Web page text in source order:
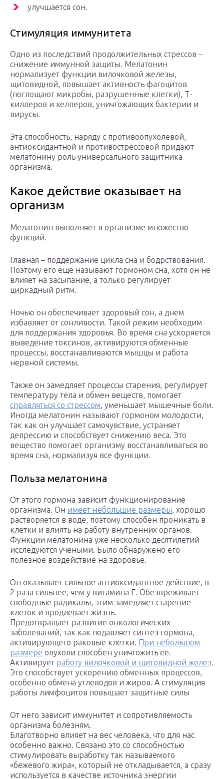
улучшается сон.
Стимуляция иммунитета
Одно из последствий продолжительных стрессов –
снижение иммунной защиты. Мелатонин
нормализует функции вилочковой железы,
щитовидной, повышает активность фагоцитов
(поглощают микробы, разрушенные клетки), Т-
киллеров и хелперов, уничтожающих бактерии и
вирусы.
Эта способность, наряду с противоопухолевой,
антиоксидантной и противострессовой придают
мелатонину роль универсального защитника
организма.
Какое действие оказывает на
организм
Мелатонин выполняет в организме множество
функций.
Главная – поддержание цикла сна и бодрствования.
Поэтому его еще называют гормоном сна, хотя он не
влияет на засыпание, а только регулирует
циркадный ритм.
Ночью он обеспечивает здоровый сон, а днем
избавляет от сонливости. Такой режим необходим
для поддержания здоровья. Во время сна ускоряется
выведение токсинов, активируются обменные
процессы, восстанавливаются мышцы и работа
нервной системы.
Также он замедляет процессы старения, регулирует
температуру тела и обмен веществ, помогает
справляться со стрессом, уменьшает мышечные боли.
Иногда мелатонин называют гормоном молодости,
так как он улучшает самочувствие, устраняет
депрессию и способствует снижению веса. Это
вещество помогает организму восстанавливаться во
время сна, нормализуя все функции.
Польза мелатонина
От этого гормона зависит функционирование
организма. Он имеет небольшие размеры, хорошо
растворяется в воде, поэтому способен проникать в
клетки и влиять на работу внутренних органов.
Функции мелатонина уже несколько десятилетий
исследуются учеными. Было обнаружено его
полезное воздействие на здоровье.
Он оказывает сильное антиоксидантное действие, в
2 раза сильнее, чем у витамина Е. Обезвреживает
свободные радикалы, этим замедляет старение
клеток и продлевает жизнь.
Предотвращает развитие онкологических
заболеваний, так как подавляет синтез гормона,
активирующего раковые клетки. При небольшом
размере опухоли способен уничтожить ее.
Активирует работу вилочковой и щитовидной желез.
Это способствует ускорению обменных процессов,
особенно обмена углеводов и жиров. А стимуляция
работы лимфоцитов повышает защитные силы
От него зависит иммунитет и сопротивляемость
организма болезням.
Благотворно влияет на вес человека, что для нас
особенно важно. Связано это со способностью
стимулировать выработку так называемого
«бежевого жира», который не откладывается, а сразу
используется в качестве источника энергии